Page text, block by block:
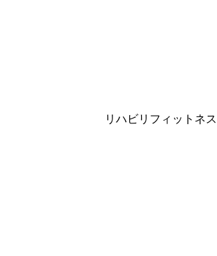
リハビリフィットネス